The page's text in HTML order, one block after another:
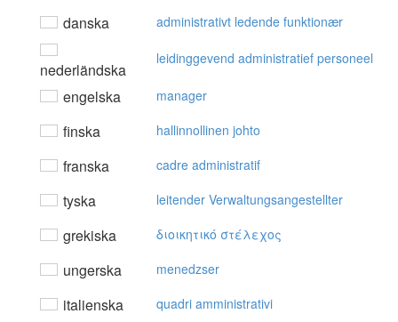
danska administrativt ledende funktionær
nederländska
leidinggevend administratief personeel
engelska manager
finska hallinnollinen johto
franska cadre administratif
tyska leitender Verwaltungsangestellter
grekiska διoικητικό στέλεχoς
ungerska menedzser
italienska quadri amministrativi